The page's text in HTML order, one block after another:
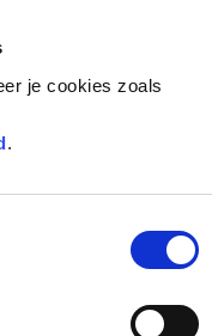
je cookies zoals
.